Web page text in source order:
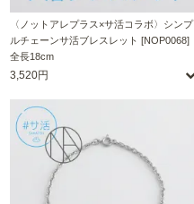
〈ノットアレプラス×サ活コラボ〉シンプ
ルチェーンサ活ブレスレット [NOP0068]
全長18cm
3,520円